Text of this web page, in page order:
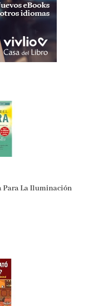
Para La Iluminación